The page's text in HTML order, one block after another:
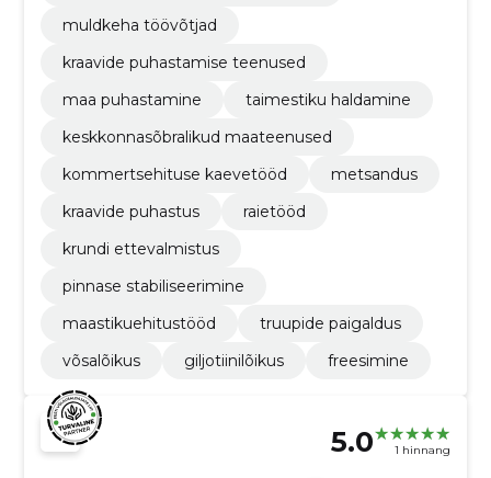
muldkeha töövõtjad
kraavide puhastamise teenused
maa puhastamine
taimestiku haldamine
keskkonnasõbralikud maateenused
kommertsehituse kaevetööd
metsandus
kraavide puhastus
raietööd
krundi ettevalmistus
pinnase stabiliseerimine
maastikuehitustööd
truupide paigaldus
võsalõikus
giljotiinilõikus freesimine
5.0 1 hinnang